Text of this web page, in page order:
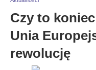
Czy to
Unia
rewolucję